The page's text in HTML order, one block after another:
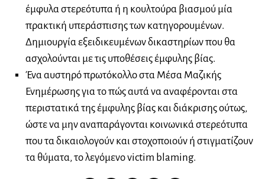
έμφυλα στερεότυπα ή η κουλτούρα βιασμού μία
πρακτική υπεράσπισης των κατηγορουμένων.
Δημιουργία εξειδικευμένων δικαστηρίων που θα
ασχολούνται με τις υποθέσεις έμφυλης βίας.
Ένα αυστηρό πρωτόκολλο στα Μέσα Μαζικής
Ενημέρωσης για το πώς αυτά να αναφέρονται στα
περιστατικά της έμφυλης βίας και διάκρισης ούτως,
ώστε να μην αναπαράγονται κοινωνικά στερεότυπα
που τα δικαιολογούν και στοχοποιούν ή στιγματίζουν
τα θύματα, το λεγόμενο victim blaming.